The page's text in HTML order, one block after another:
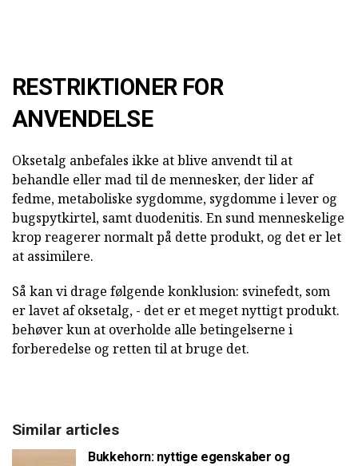
RESTRIKTIONER FOR
ANVENDELSE
Oksetalg anbefales ikke at blive anvendt til at
behandle eller mad til de mennesker, der lider af
fedme, metaboliske sygdomme, sygdomme i lever og
bugspytkirtel, samt duodenitis. En sund menneskelige
krop reagerer normalt på dette produkt, og det er let
at assimilere.
Så kan vi drage følgende konklusion: svinefedt, som
er lavet af oksetalg, - det er et meget nyttigt produkt.
behøver kun at overholde alle betingelserne i
forberedelse og retten til at bruge det.
Similar articles
Bukkehorn: nyttige egenskaber og